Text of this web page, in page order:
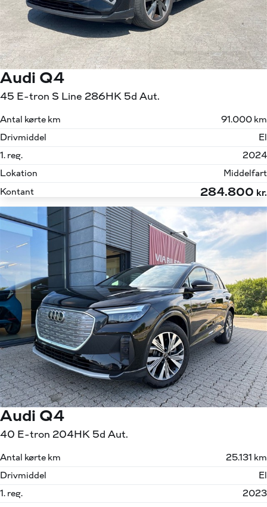
Audi Q4
45 E-tron S Line 286HK 5d Aut.
Antal kørte km
91.000 km
Drivmiddel
El
1. reg.
2024
Lokation
Middelfart
Kontant
284.800 kr.
Audi Q4
40 E-tron 204HK 5d Aut.
Antal kørte km
25.131 km
Drivmiddel
El
1. reg.
2023